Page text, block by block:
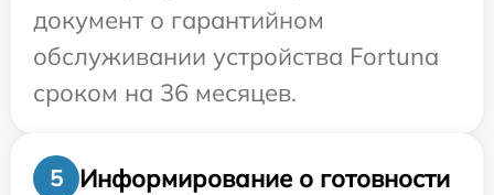
документ о гарантийном
обслуживании устройства Fortuna
сроком на 36 месяцев.
5
Информирование о готовности